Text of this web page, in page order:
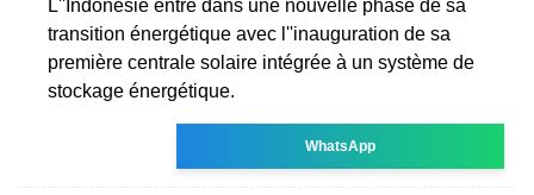
L''Indonésie entre dans une nouvelle phase de sa
transition énergétique avec l''inauguration de sa
première centrale solaire intégrée à un système de
stockage énergétique.
WhatsApp